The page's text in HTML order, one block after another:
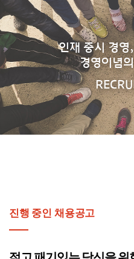
인재 중시 경영
경영이념
진행 중인 채용공고